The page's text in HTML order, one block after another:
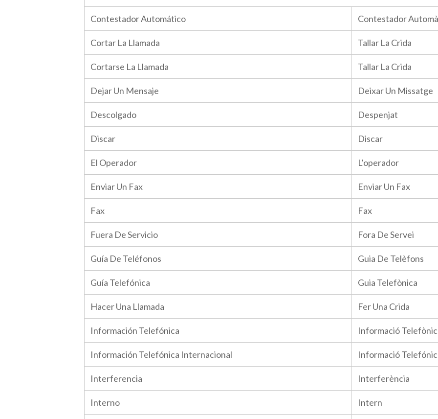
Contestador Automático Contestador
Cortar La Llamada Tallar La Crida
Cortarse La Llamada Tallar La Crida
Dejar Un Mensaje Deixar Un Missatge
Descolgado Despenjat
Discar Discar
El Operador L’operador
Enviar Un Fax Enviar Un Fax
Fax Fax
Fuera De Servicio Fora De Servei
Guía De Teléfonos Guia De Telèfons
Guía Telefónica Guia Telefònica
Hacer Una Llamada Fer Una Crida
Información Telefónica Informació
Información Telefónica Internacional Informació
Interferencia Interferència
Interno Intern